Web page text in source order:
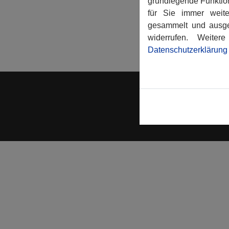
<-
für Sie immer
gesammelt und
widerrufen.
Datenschutzerklärung